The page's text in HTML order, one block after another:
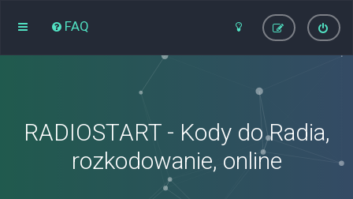
FAQ
RADIOSTART - Kody do Radia,
rozkodowanie, online